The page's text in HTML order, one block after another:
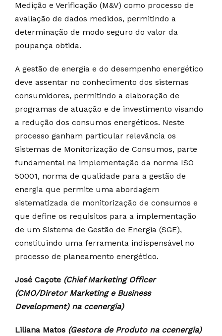
Medição e Verificação (M&V) como processo de
avaliação de dados medidos, permitindo a
determinação de modo seguro do valor da
poupança obtida.
A gestão de energia e do desempenho energético
deve assentar no conhecimento dos sistemas
consumidores, permitindo a elaboração de
programas de atuação e de investimento visando
a redução dos consumos energéticos. Neste
processo ganham particular relevância os
Sistemas de Monitorização de Consumos, parte
fundamental na implementação da norma ISO
50001, norma de qualidade para a gestão de
energia que permite uma abordagem
sistematizada de monitorização de consumos e
que define os requisitos para a implementação
de um Sistema de Gestão de Energia (SGE),
constituindo uma ferramenta indispensável no
processo de planeamento energético.
José Caçote (Chief Marketing Officer
(CMO/Diretor Marketing e Business
Development) na ccenergia)
Liliana Matos (Gestora de Produto na ccenergia)